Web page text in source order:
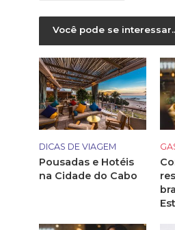
Você pode se
DICAS DE VIAGEM
Pousadas e Hotéis
na Cidade do Cabo